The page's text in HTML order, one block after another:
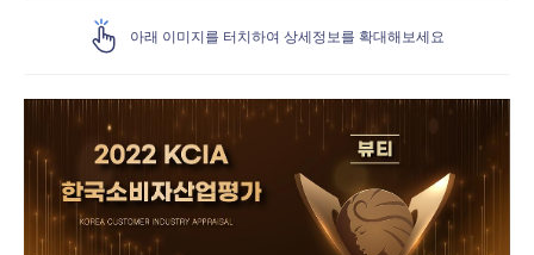
아래 이미지를 터치하여 상세정보를 확대해보세요